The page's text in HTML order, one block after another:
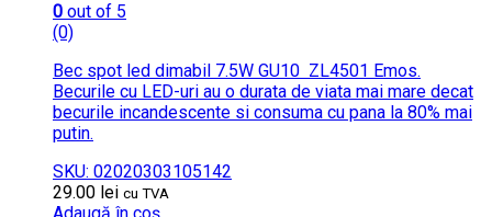
0 out of 5
(0)
Bec spot led dimabil 7.5W GU10 ZL4501 Emos.
Becurile cu LED-uri au o durata de viata mai mare decat
becurile incandescente si consuma cu pana la 80% mai
putin.
SKU: 02020303105142
29.00 lei cu TVA